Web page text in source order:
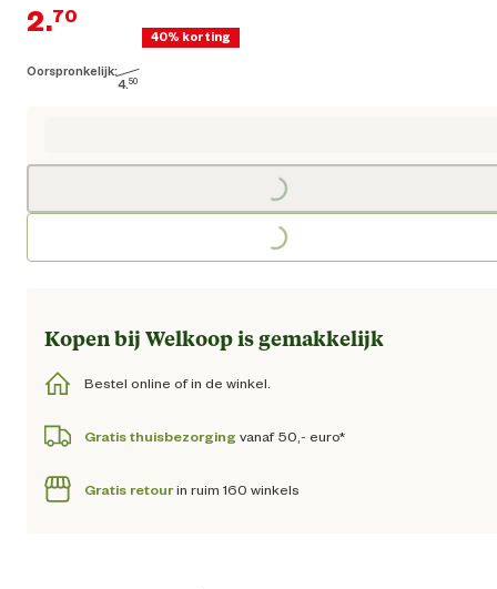
Oorspronkelijk:
4.50
2.70
Huidige prijs € 2,70
40% korting
Loading...
Loading...
Kopen bij Welkoop is gemakkelijk
Bestel online of in de winkel.
Gratis thuisbezorging vanaf 50,- euro*
Gratis retourin ruim 160 winkels